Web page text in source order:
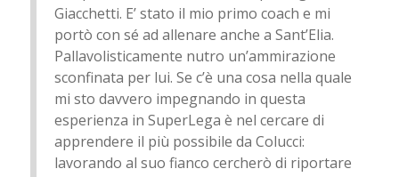
Giacchetti. E’ stato il mio primo coach e mi
portò con sé ad allenare anche a Sant’Elia.
Pallavolisticamente nutro un’ammirazione
sconfinata per lui. Se c’è una cosa nella quale
mi sto davvero impegnando in questa
esperienza in SuperLega è nel cercare di
apprendere il più possibile da Colucci:
lavorando al suo fianco cercherò di riportare